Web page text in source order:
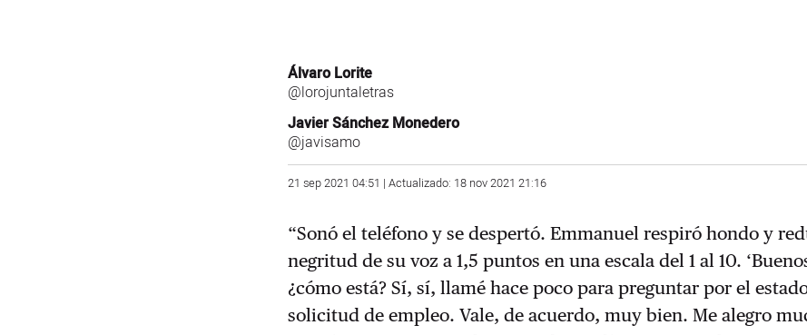
Álvaro Lorite
@lorojuntaletras
Javier Sánchez Monedero
@javisamo
21 sep 2021 04:51 | Actualizado: 18 nov 2021 21:16
“Sonó el teléfono y se despertó. Emmanuel respiró hondo y
negritud de su voz a 1,5 puntos en una escala del 1 al 10.
¿cómo está? Sí, sí, llamé hace poco para preguntar por el
solicitud de empleo. Vale, de acuerdo, muy bien. Me alegro